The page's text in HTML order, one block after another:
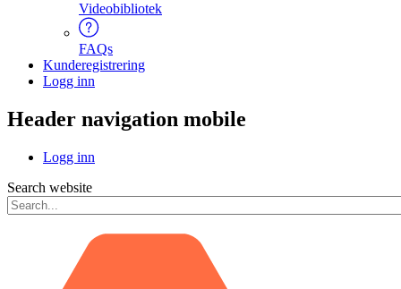
Videobibliotek
FAQs
Kunderegistrering
Logg inn
Header navigation mobile
Logg inn
Search website